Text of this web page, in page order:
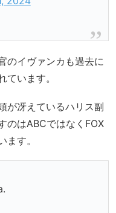
のイヴァンカも過去に
います。
が冴えているハリス副
のはABCではなくFOX
す。